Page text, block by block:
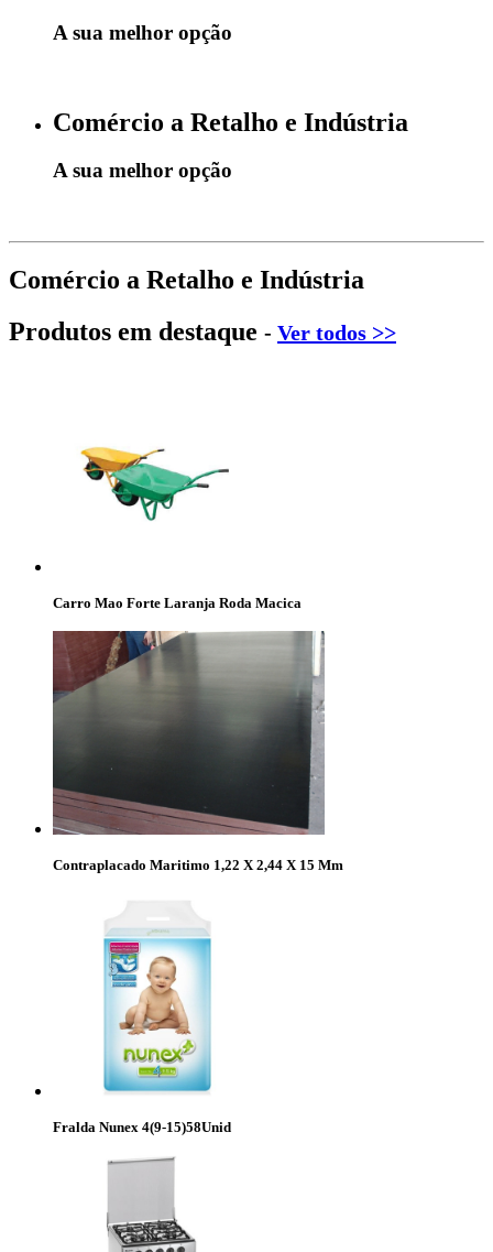
A sua melhor opção
Comércio a Retalho e Indústria
A sua melhor opção
Comércio a Retalho e Indústria
Produtos em destaque - Ver todos >>
Carro Mao Forte Laranja Roda Macica
Contraplacado Maritimo 1,22 X 2,44 X 15 Mm
Fralda Nunex 4(9-15)58Unid